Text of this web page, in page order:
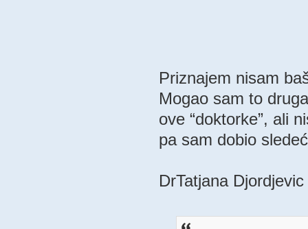
Priznajem nisam
Mogao sam to
ove “doktorke”, ali
pa sam dobio
DrTatjana Djordjevic